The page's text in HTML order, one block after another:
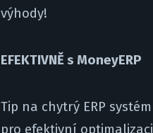
výhody!
EFEKTIVNĚ s MoneyERP
Tip na chytrý ERP systém
pro efektivní optimalizaci